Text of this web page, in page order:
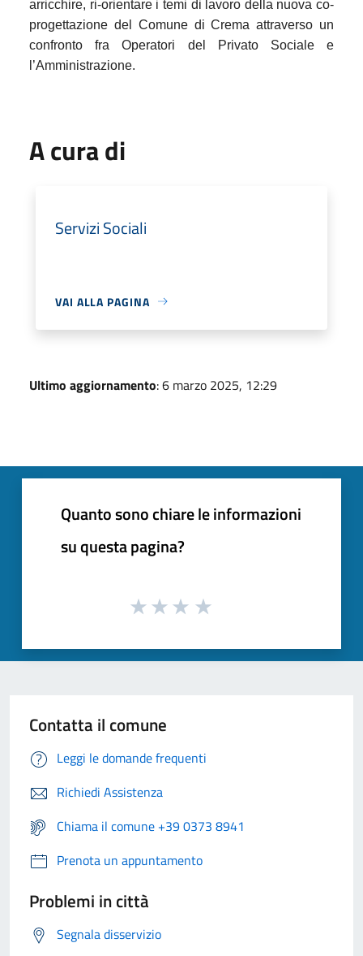
arricchire, ri-orientare i temi di lavoro della nuova co-
progettazione del Comune di Crema attraverso un
confronto fra Operatori del Privato Sociale e
l’Amministrazione.
A cura di
Servizi Sociali
VAI ALLA PAGINA
Ultimo aggiornamento: 6 marzo 2025, 12:29
Quanto sono chiare le informazioni
su questa pagina?
Contatta il comune
Leggi le domande frequenti
Richiedi Assistenza
Chiama il comune +39 0373 8941
Prenota un appuntamento
Problemi in città
Segnala disservizio